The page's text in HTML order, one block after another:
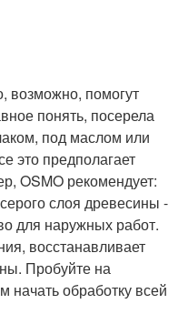
возможно, помогут
понять, посерела
под маслом или
это предполагает
OSMO рекомендует:
слоя древесины -
для наружных работ.
восстанавливает
Пробуйте на
начать обработку всей